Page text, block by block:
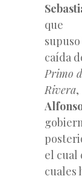
que
caída
Primo
Rivera,
el cual
cuales